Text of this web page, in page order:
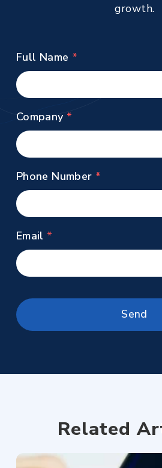
growth.
Full Name
Company
Phone Number
Email
Related